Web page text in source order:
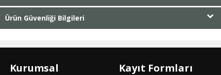
Ürün Güvenliği Bilgileri
Kurumsal Kayıt Formları